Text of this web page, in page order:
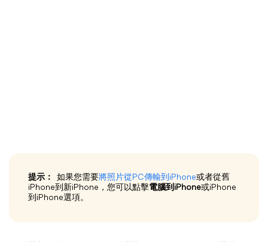
提示： 如果您需要將照片從PC傳輸到iPhone或者從舊
iPhone到新iPhone，您可以點擊電腦到iPhone或iPhone
到iPhone選項。